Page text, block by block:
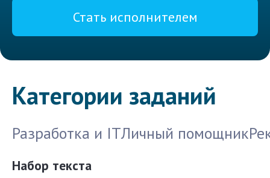
Стать исполнителем
Категории заданий
Разработка и ITЛичный помощник
Набор текста